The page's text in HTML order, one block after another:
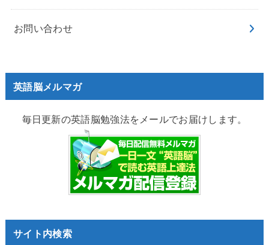
お問い合わせ
英語脳メルマガ
毎日更新の英語脳勉強法をメールでお届けします。
サイト内検索